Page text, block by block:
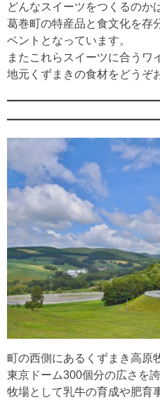
どんなスイーツをつくるのか
葛巻町の特産品と食文化を存
ベントとなっています。
またこれらスイーツに合うワ
地元くずまきの食材をどうぞ
町の西側にあるくずまき高原
東京ドーム300個分の広さを
牧場として乳牛の育成や肥育